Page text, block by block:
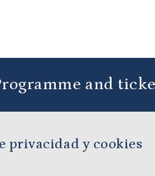
and
privacidad y cookies